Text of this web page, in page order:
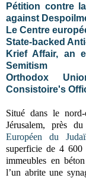
Pétition contre
against
Le Centre
State-backed
Krief Affair, an
Semitism
Orthodox
Consistoire's
Situé dans le
Jérusalem, près
Européen du
superficie de 4 600
immeubles en
l’un abrite une